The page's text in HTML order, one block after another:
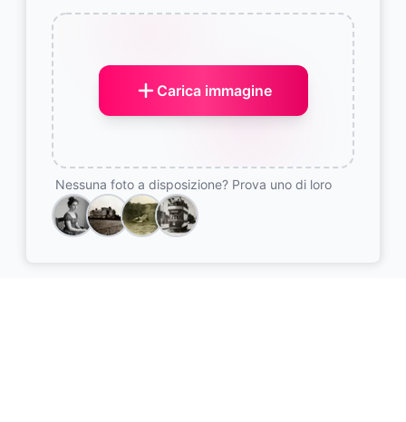
Carica immagine
Nessuna foto a disposizione? Prova uno di loro